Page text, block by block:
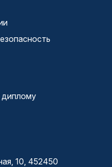
диплому
10, 452450